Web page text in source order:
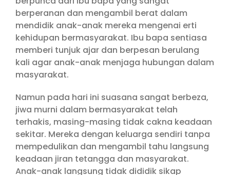
berperanan dan mengambil berat dalam
mendidik anak-anak mereka mengenai erti
kehidupan bermasyarakat. Ibu bapa sentiasa
memberi tunjuk ajar dan berpesan berulang
kali agar anak-anak menjaga hubungan dalam
masyarakat.
Namun pada hari ini suasana sangat berbeza,
jiwa murni dalam bermasyarakat telah
terhakis, masing-masing tidak cakna keadaan
sekitar. Mereka dengan keluarga sendiri tanpa
mempedulikan dan mengambil tahu langsung
keadaan jiran tetangga dan masyarakat.
Anak-anak langsung tidak dididik sikap